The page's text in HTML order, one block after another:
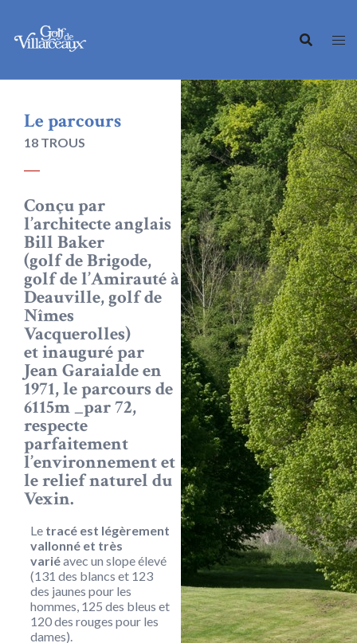
Le parcours
18 TROUS
Conçu par
l’architecte anglais
Bill Baker
(golf de Brigode,
golf de l’Amirauté à
Deauville, golf de
Nîmes
Vacquerolles)
et inauguré par
Jean Garaialde en
1971, le parcours de
6115m _par 72,
respecte
parfaitement
l’environnement et
le relief naturel du
Vexin.
Le tracé est légèrement
vallonné et très
variéavec un slope élevé
(131 des blancs et 123
des jaunes pour les
hommes, 125 des bleus et
120 des rouges pour les
dames).